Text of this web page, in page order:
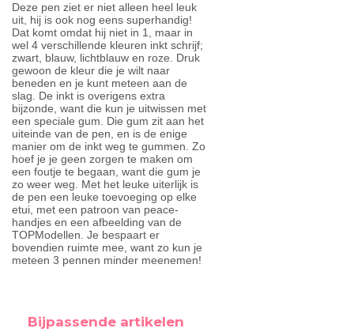
Deze pen ziet er niet alleen heel leuk
uit, hij is ook nog eens superhandig!
Dat komt omdat hij niet in 1, maar in
wel 4 verschillende kleuren inkt schrijf;
zwart, blauw, lichtblauw en roze. Druk
gewoon de kleur die je wilt naar
beneden en je kunt meteen aan de
slag. De inkt is overigens extra
bijzonde, want die kun je uitwissen met
een speciale gum. Die gum zit aan het
uiteinde van de pen, en is de enige
manier om de inkt weg te gummen. Zo
hoef je je geen zorgen te maken om
een foutje te begaan, want die gum je
zo weer weg. Met het leuke uiterlijk is
de pen een leuke toevoeging op elke
etui, met een patroon van peace-
handjes en een afbeelding van de
TOPModellen. Je bespaart er
bovendien ruimte mee, want zo kun je
meteen 3 pennen minder meenemen!
Bijpassende artikelen